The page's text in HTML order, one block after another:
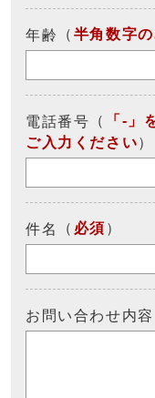
年齢 （ 半角数字
電話番号 （
「-」
ご入力ください）
件名 （ 必須 ）
お問い合わせ内